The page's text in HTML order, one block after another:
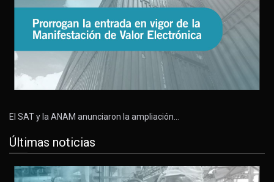
El SAT y la ANAM anunciaron la ampliación…
Últimas noticias